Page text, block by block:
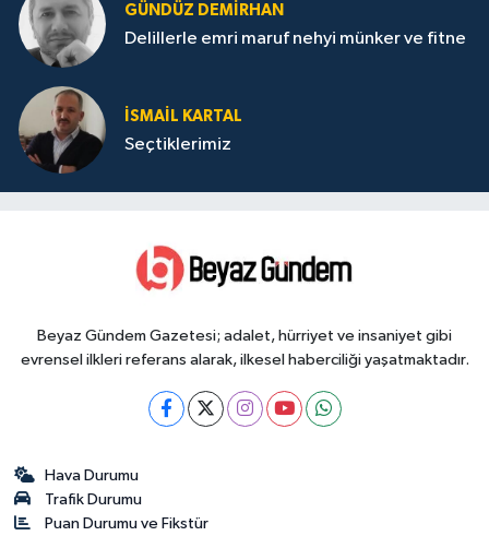
GÜNDÜZ DEMIRHAN
Delillerle emri maruf nehyi münker ve fitne
İSMAIL KARTAL
Seçtiklerimiz
Beyaz Gündem Gazetesi; adalet, hürriyet ve insaniyet gibi
evrensel ilkleri referans alarak, ilkesel haberciliği yaşatmaktadır.
Hava Durumu
Trafik Durumu
Puan Durumu ve Fikstür